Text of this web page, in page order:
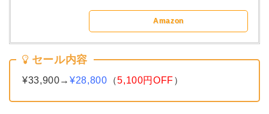
Amazon
セール内容
¥33,900→¥28,800 （5,100円OFF）